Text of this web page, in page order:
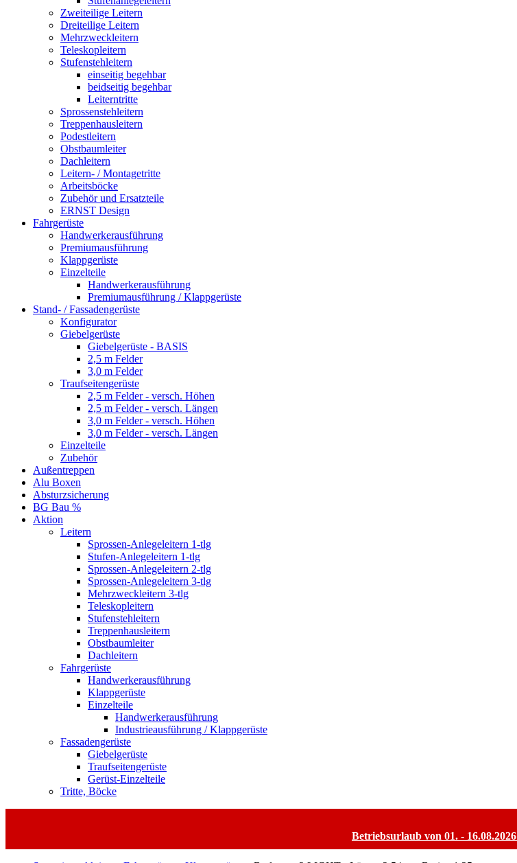
Zweiteilige Leitern
Dreiteilige Leitern
Mehrzweckleitern
Teleskopleitern
Stufenstehleitern
einseitig begehbar
beidseitig begehbar
Leiterntritte
Sprossenstehleitern
Treppenhausleitern
Podestleitern
Obstbaumleiter
Dachleitern
Leitern- / Montagetritte
Arbeitsböcke
Zubehör und Ersatzteile
ERNST Design
Fahrgerüste
Handwerkerausführung
Premiumausführung
Klappgerüste
Einzelteile
Handwerkerausführung
Premiumausführung / Klappgerüste
Stand- / Fassadengerüste
Konfigurator
Giebelgerüste
Giebelgerüste - BASIS
2,5 m Felder
3,0 m Felder
Traufseitengerüste
2,5 m Felder - versch. Höhen
2,5 m Felder - versch. Längen
3,0 m Felder - versch. Höhen
3,0 m Felder - versch. Längen
Einzelteile
Zubehör
Außentreppen
Alu Boxen
Absturzsicherung
BG Bau %
Aktion
Leitern
Sprossen-Anlegeleitern 1-tlg
Stufen-Anlegeleitern 1-tlg
Sprossen-Anlegeleitern 2-tlg
Sprossen-Anlegeleitern 3-tlg
Mehrzweckleitern 3-tlg
Teleskopleitern
Stufenstehleitern
Treppenhausleitern
Obstbaumleiter
Dachleitern
Fahrgerüste
Handwerkerausführung
Klappgerüste
Einzelteile
Handwerkerausführung
Industrieausführung / Klappgerüste
Fassadengerüste
Giebelgerüste
Traufseitengerüste
Gerüst-Einzelteile
Tritte, Böcke
Betriebsurlaub von 01. - 16.08.2026